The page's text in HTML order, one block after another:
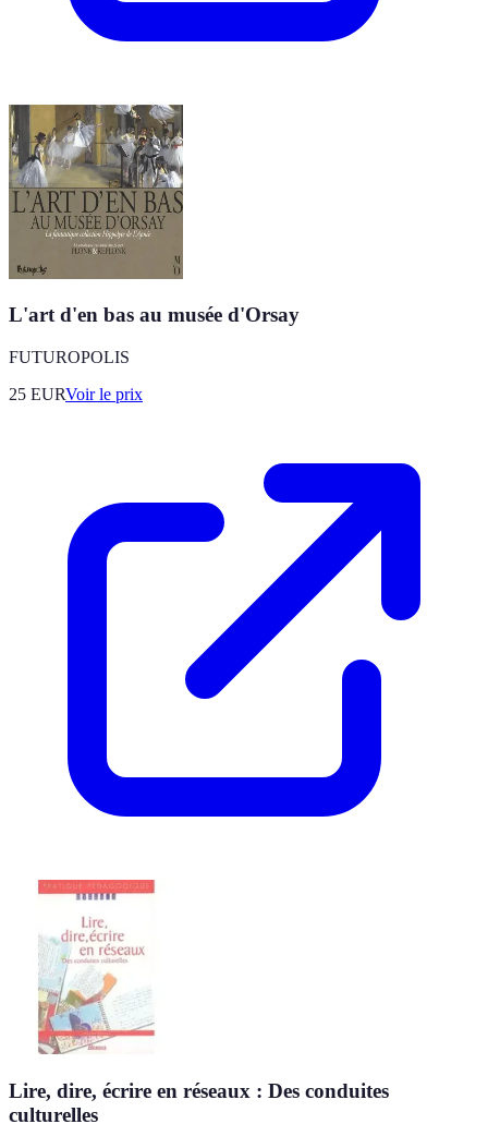
L'art d'en bas au musée d'Orsay
FUTUROPOLIS
25 EURVoir le prix
Lire, dire, écrire en réseaux : Des conduites
culturelles